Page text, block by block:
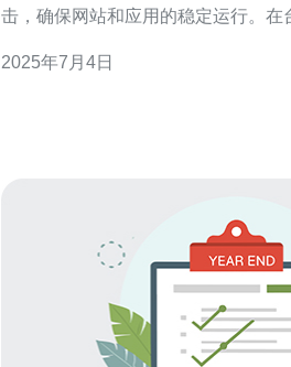
击，确保网站和应用的稳定运行。在
为亚洲互联网发达地区之一，拥有优
2025年7月4日